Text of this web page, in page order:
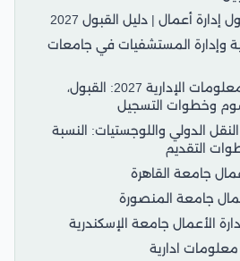
أعمال | دليل القبول 2027
وإدارة المستشفيات في جامعات
شروط ماجستير نظم المعلومات الإدارية 2027: القبول،
وخطوات التسجيل
الدولي واللوجستيات: النسبة
التقديم
جامعة القاهرة
جامعة المنصورة
الأعمال جامعة الإسكندرية
ادارية